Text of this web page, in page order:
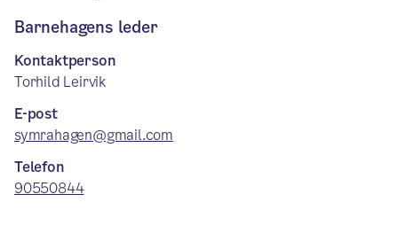
Barnehagens leder
Kontaktperson
Torhild Leirvik
E-post
symrahagen@gmail.com
Telefon
90550844